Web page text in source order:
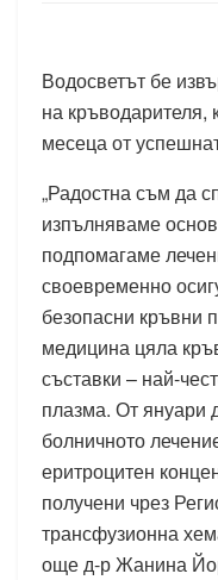
Водосветът бе
на кръводарителя,
месеца от
„Радостна съм да
изпълняваме
подпомагаме
своевременно
безопасни кръвни
медицина цяла
съставки – най-
плазма. От януари
болничното
еритроцитен
получени чрез
трансфузионна
още д-р Жанина